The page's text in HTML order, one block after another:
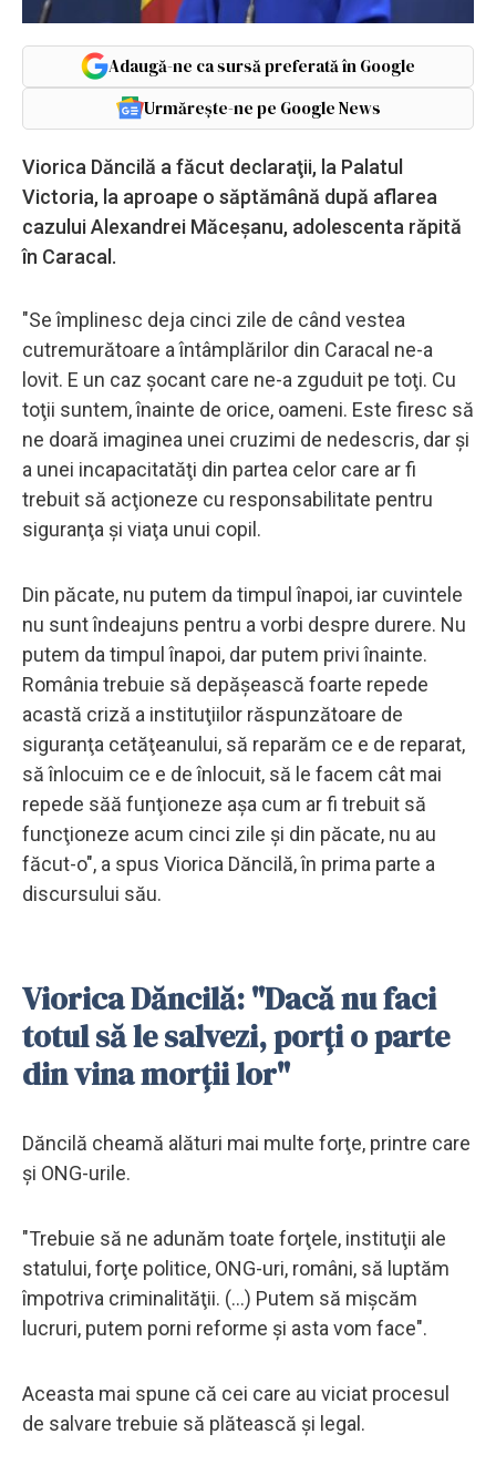
Adaugă-ne ca sursă preferată în Google
Urmărește-ne pe Google News
Viorica Dăncilă a făcut declaraţii, la Palatul
Victoria, la aproape o săptămână după aflarea
cazului Alexandrei Măceşanu, adolescenta răpită
în Caracal.
"Se împlinesc deja cinci zile de când vestea
cutremurătoare a întâmplărilor din Caracal ne-a
lovit. E un caz şocant care ne-a zguduit pe toţi. Cu
toţii suntem, înainte de orice, oameni. Este firesc să
ne doară imaginea unei cruzimi de nedescris, dar şi
a unei incapacitatăţi din partea celor care ar fi
trebuit să acţioneze cu responsabilitate pentru
siguranţa şi viaţa unui copil.
Din păcate, nu putem da timpul înapoi, iar cuvintele
nu sunt îndeajuns pentru a vorbi despre durere. Nu
putem da timpul înapoi, dar putem privi înainte.
România trebuie să depăşească foarte repede
acastă criză a instituţiilor răspunzătoare de
siguranţa cetăţeanului, să reparăm ce e de reparat,
să înlocuim ce e de înlocuit, să le facem cât mai
repede săă funţioneze aşa cum ar fi trebuit să
funcţioneze acum cinci zile şi din păcate, nu au
făcut-o", a spus Viorica Dăncilă, în prima parte a
discursului său.
Viorica Dăncilă: "Dacă nu faci
totul să le salvezi, porţi o parte
din vina morţii lor"
Dăncilă cheamă alături mai multe forţe, printre care
şi ONG-urile.
"Trebuie să ne adunăm toate forţele, instituţii ale
statului, forţe politice, ONG-uri, români, să luptăm
împotriva criminalităţii. (...) Putem să mişcăm
lucruri, putem porni reforme şi asta vom face".
Aceasta mai spune că cei care au viciat procesul
de salvare trebuie să plătească şi legal.